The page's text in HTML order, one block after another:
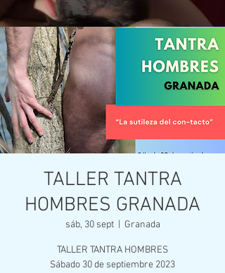
TALLER TANTRA
HOMBRES GRANADA
sáb, 30 sept
  |
Granada
TALLER TANTRA HOMBRES
Sábado 30 de septiembre 2023